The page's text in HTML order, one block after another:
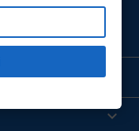


